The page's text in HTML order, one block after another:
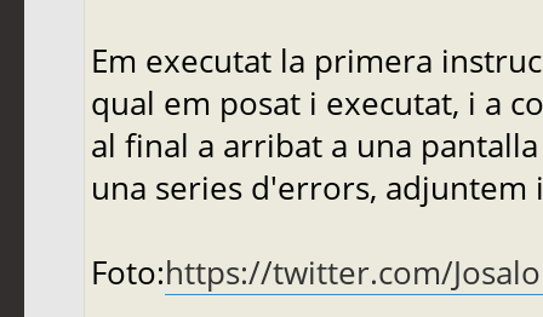
Em executat la primera
qual em posat i executat, i a
al final a arribat a una
una series d'errors, adjuntem
Foto:https://twitter.com/